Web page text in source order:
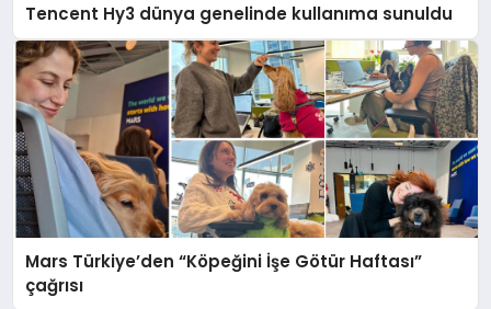
Tencent Hy3 dünya genelinde kullanıma sunuldu
Mars Türkiye’den “Köpeğini İşe Götür Haftası”
çağrısı